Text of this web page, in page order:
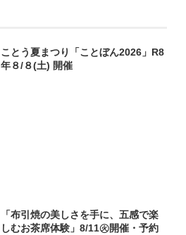
ことう夏まつり「ことぼん2026」R8
年８/８(土) 開催
「布引焼の美しさを手に、五感で楽
しむお茶席体験」8/11㊋開催・予約